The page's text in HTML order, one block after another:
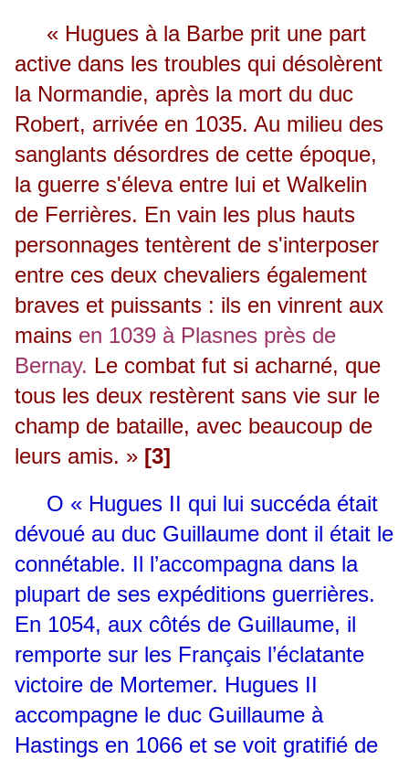
« Hugues à la Barbe prit une part
active dans les troubles qui désolèrent
la Normandie, après la mort du duc
Robert, arrivée en 1035. Au milieu des
sanglants désordres de cette époque,
la guerre s'éleva entre lui et Walkelin
de Ferrières. En vain les plus hauts
personnages tentèrent de s'interposer
entre ces deux chevaliers également
braves et puissants : ils en vinrent aux
mains en 1039 à Plasnes près de
Bernay. Le combat fut si acharné, que
tous les deux restèrent sans vie sur le
champ de bataille, avec beaucoup de
leurs amis. » [3]
O « Hugues II qui lui succéda était
dévoué au duc Guillaume dont il était le
connétable. Il l’accompagna dans la
plupart de ses expéditions guerrières.
En 1054, aux côtés de Guillaume, il
remporte sur les Français l’éclatante
victoire de Mortemer. Hugues II
accompagne le duc Guillaume à
Hastings en 1066 et se voit gratifié de